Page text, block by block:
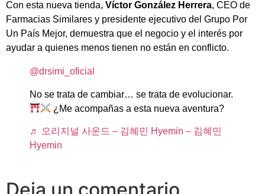
Con esta nueva tienda, Víctor González Herrera, CEO de
Farmacias Similares y presidente ejecutivo del Grupo Por
Un País Mejor, demuestra que el negocio y el interés por
ayudar a quienes menos tienen no están en conflicto.
@drsimi_oficial
No se trata de cambiar… se trata de evolucionar.
¿Me acompañas a esta nueva aventura?
♬ 오리지널 사운드 – 김혜민 Hyemin – 김혜민
Hyemin